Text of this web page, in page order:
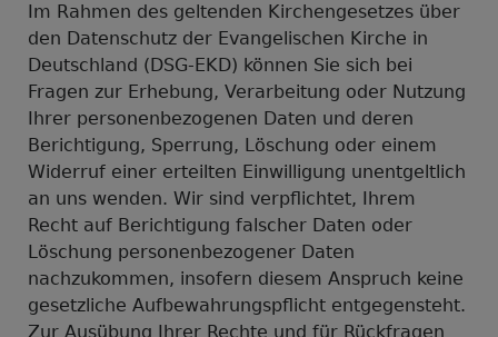
Im Rahmen des geltenden Kirchengesetzes über
den Datenschutz der Evangelischen Kirche in
Deutschland (DSG-EKD) können Sie sich bei
Fragen zur Erhebung, Verarbeitung oder Nutzung
Ihrer personenbezogenen Daten und deren
Berichtigung, Sperrung, Löschung oder einem
Widerruf einer erteilten Einwilligung unentgeltlich
an uns wenden. Wir sind verpflichtet, Ihrem
Recht auf Berichtigung falscher Daten oder
Löschung personenbezogener Daten
nachzukommen, insofern diesem Anspruch keine
gesetzliche Aufbewahrungspflicht entgegensteht.
Zur Ausübung Ihrer Rechte und für Rückfragen